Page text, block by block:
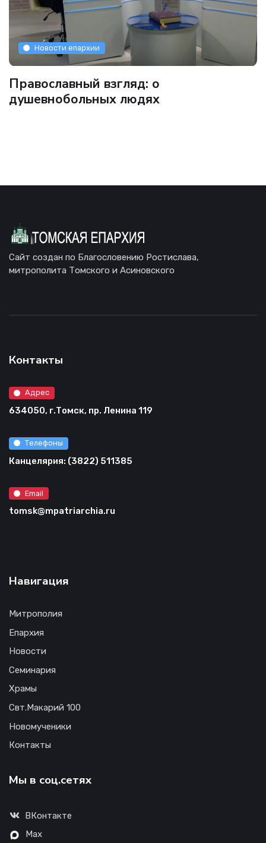
Новости епархии
Православный взгляд: о
душевнобольных людях
Сайт создан по Благословению Ростислава,
митрополита Томского и Асиновского
Контакты
Адрес
634050, г.Томск, пр. Ленина 119
Телефоны
Канцелярия: (3822) 511385
Email
tomsk@mpatriarchia.ru
Навигация
Митрополия
Епархия
Новости
Семинария
Храмы
Свт.Макарий 100
Новомученики
Контакты
Мы в соц.сетях
ВКонтакте
Max